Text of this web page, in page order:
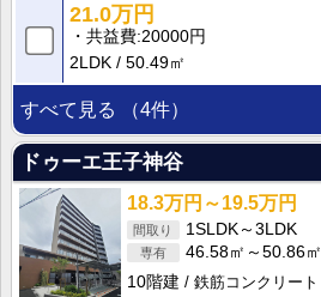
21.0万円
共益費 20000円
2LDK
50.49㎡
すべて見る （4件）
ドゥーエ王子神谷
18.3万円～19.5万円
1SLDK～3LDK
46.58㎡～50.86㎡
10階建
鉄筋コンクリート